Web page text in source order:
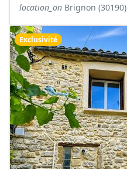
location_on Brignon (30190)
Exclusivité